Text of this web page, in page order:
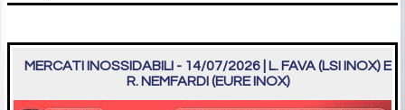
MERCATI INOSSIDABILI - 14/07/2026 | L. FAVA (LSI INOX) E
R. NEMFARDI (EURE INOX)